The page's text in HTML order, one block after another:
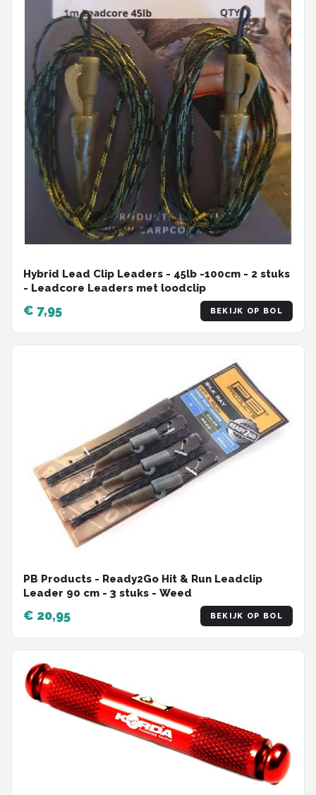
Hybrid Lead Clip Leaders - 45lb -100cm - 2 stuks
- Leadcore Leaders met loodclip
€ 7,95 BEKIJK OP BOL
PB Products - Ready2Go Hit & Run Leadclip
Leader 90 cm - 3 stuks - Weed
€ 20,95 BEKIJK OP BOL